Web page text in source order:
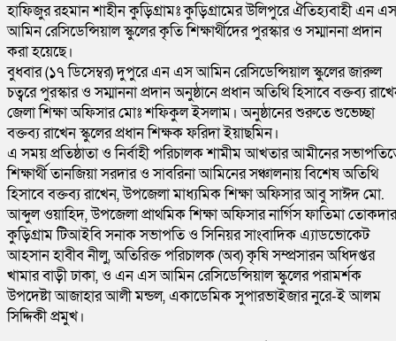
হাফিজুর রহমান শাহীন কুড়িগ্রামঃ কুড়িগ্রামের উলিপুরে ঐতিহ্যবাহী এন এস
আমিন রেসিডেন্সিয়াল স্কুলের কৃতি শিক্ষার্থীদের পুরস্কার ও সম্মাননা প্রদান
করা হয়েছে।‎
‎বুধবার (১৭ ডিসেম্বর) দুপুরে এন এস আমিন রেসিডেন্সিয়াল স্কুলের জারুল
চত্বরে পুরস্কার ও সম্মাননা প্রদান অনুষ্ঠানে প্রধান অতিথি হিসাবে বক্তব্য
জেলা শিক্ষা অফিসার মোঃ শফিকুল ইসলাম। অনুষ্ঠানের শুরুতে শুভেচ্ছা
বক্তব্য রাখেন স্কুলের প্রধান শিক্ষক ফরিদা ইয়াছমিন।‎
‎এ সময় প্রতিষ্ঠাতা ও নির্বাহী পরিচালক শামীম আখতার আমীনের
শিক্ষার্থী তান‌জিয়া সরদার ও সাব‌রিনা আমি‌নের সঞ্চালনায় বিশেষ অতিথি
হিসাবে বক্তব্য রাখেন, উপজেলা মাধ্যমিক শিক্ষা অফিসার আবু সাঈদ মো.
আব্দুল ওয়াহিদ, উপজেলা প্রাথমিক শিক্ষা অফিসার নার্গিস ফাতিমা
কুড়িগ্রাম টিআইবি সনাক সভাপতি ও সিনিয়র সাংবাদিক এ্যাডভোকেট
আহসান হাবীব নীলু, অতিরিক্ত পরিচালক (অব) কৃষি সম্প্রসারন অধিদপ্তর
খামার বাড়ী ঢাকা, ও এন এস আমিন রেসিডেন্সিয়াল স্কুলের পরামর্শক
উপ‌দেষ্টা আজাহার আলী মন্ডল, একা‌ডে‌মিক সুপারভাইজার নু‌রে-ই আলম
সি‌দ্দ‌িকী প্রমুখ‎।